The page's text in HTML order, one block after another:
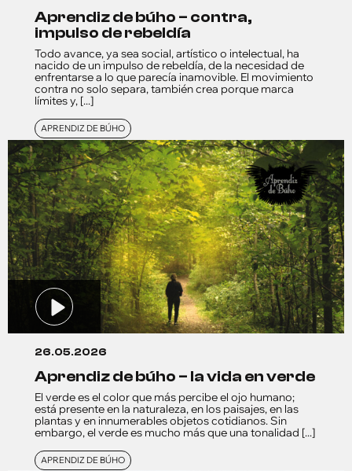
aprendiz de búho – contra,
impulso de rebeldía
Todo avance, ya sea social, artístico o intelectual, ha
nacido de un impulso de rebeldía, de la necesidad de
enfrentarse a lo que parecía inamovible. El movimiento
contra no solo separa, también crea porque marca
límites y, [...]
APRENDIZ DE BÚHO
26.05.2026
aprendiz de búho – la vida en verde
El verde es el color que más percibe el ojo humano;
está presente en la naturaleza, en los paisajes, en las
plantas y en innumerables objetos cotidianos. Sin
embargo, el verde es mucho más que una tonalidad [...]
APRENDIZ DE BÚHO